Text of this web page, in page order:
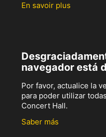
En savoir plus
navegador está
Por favor, actualice la
para poder utilizar
Concert Hall.
Saber más